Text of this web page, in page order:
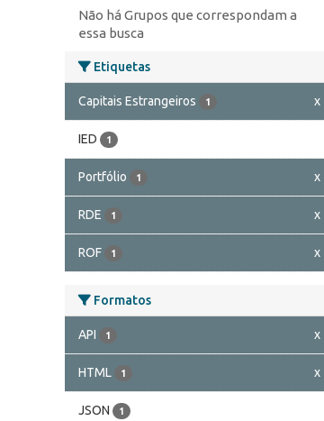
Não há Grupos que correspondam a
essa busca
Etiquetas
Capitais Estrangeiros 1 x
IED 1
Portfólio 1 x
RDE 1 x
ROF 1 x
Formatos
API 1 x
HTML 1 x
JSON 1